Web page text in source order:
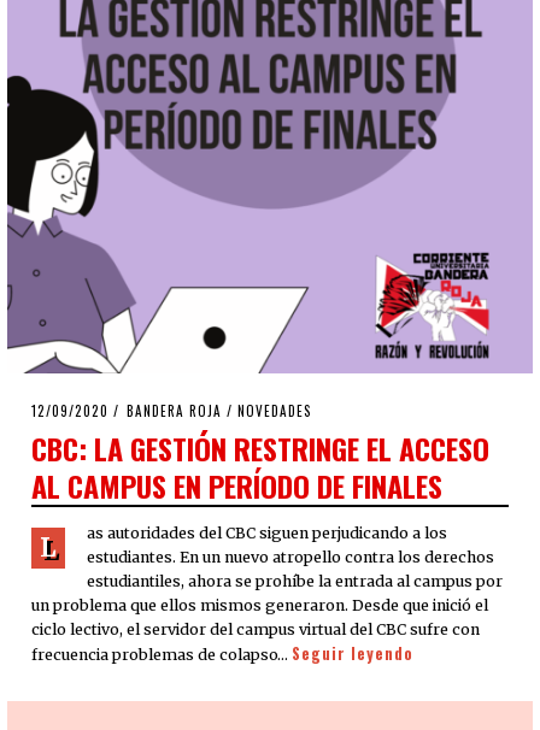
POSTED
12/09/2020 12/09/2020
BANDERA ROJA / NOVEDADES
CBC: LA GESTIÓN RESTRINGE EL ACCESO
AL CAMPUS EN PERÍODO DE FINALES
L
as autoridades del CBC siguen perjudicando a los
estudiantes. En un nuevo atropello contra los derechos
estudiantiles, ahora se prohíbe la entrada al campus por
un problema que ellos mismos generaron. Desde que inició el
ciclo lectivo, el servidor del campus virtual del CBC sufre con
frecuencia problemas de colapso… Seguir leyendo